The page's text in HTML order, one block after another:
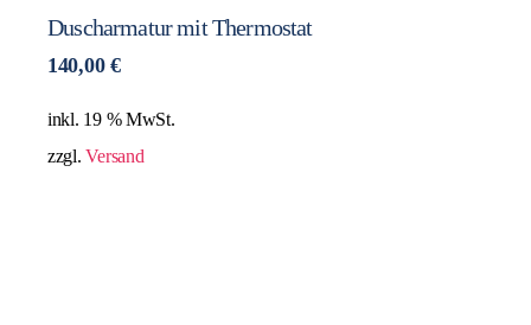
Duscharmatur mit Thermostat
140,00€
inkl. 19 % MwSt.
zzgl.Versand